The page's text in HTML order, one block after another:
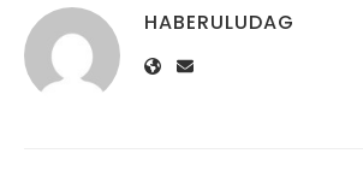
HABERULUDAG